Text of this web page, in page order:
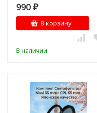
990 ₽
В корзину
В наличии